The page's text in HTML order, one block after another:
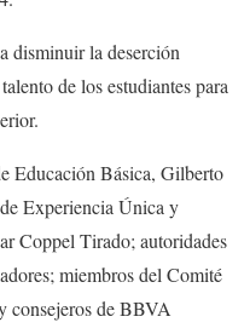
disminuir la deserción
de los estudiantes para
Educación Básica, Gilberto
Experiencia Única y
Coppel Tirado; autoridades
miembros del Comité
consejeros de BBVA